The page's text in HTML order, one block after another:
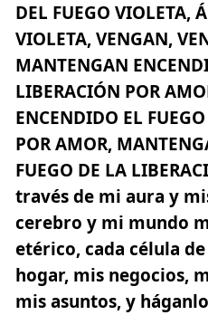
DEL FUEGO VIOLETA,
VIOLETA, VENGAN,
MANTENGAN
LIBERACIÓN POR
ENCENDIDO EL
POR AMOR,
FUEGO DE LA
través de mi aura y
cerebro y mi mundo
etérico, cada célula
hogar, mis negocios,
mis asuntos, y